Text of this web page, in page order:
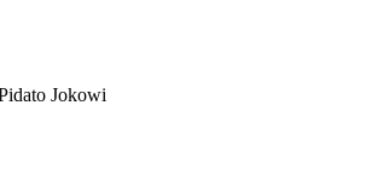
Jokowi